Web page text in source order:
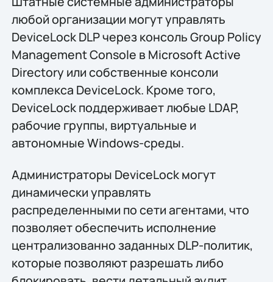
любой организации могут управлять
DeviceLock DLP через консоль Group Policy
Management Console в Microsoft Active
Directory или собственные консоли
комплекса DeviceLock. Кроме того,
DeviceLock поддерживает любые LDAP,
рабочие группы, виртуальные и
автономные Windows-среды.
Администраторы DeviceLock могут
динамически управлять
распределенными по сети агентами, что
позволяет обеспечить исполнение
централизованно заданных DLP-политик,
которые позволяют разрешать либо